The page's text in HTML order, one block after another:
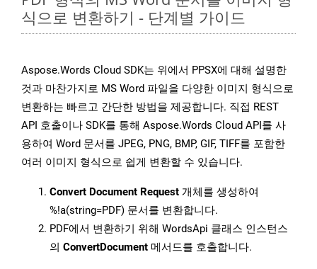
식으로 변환하기 - 단계별 가이드
Aspose.Words Cloud SDK는 위에서 PPSX에 대해 설명한
것과 마찬가지로 MS Word 파일을 다양한 이미지 형식으로
변환하는 빠르고 간단한 방법을 제공합니다. 직접 REST
API 호출이나 SDK를 통해 Aspose.Words Cloud API를 사
용하여 Word 문서를 JPEG, PNG, BMP, GIF, TIFF를 포함한
여러 이미지 형식으로 쉽게 변환할 수 있습니다.
Convert Document Request 개체를 생성하여
%!a(string=PDF) 문서를 변환합니다.
PDF에서 변환하기 위해 WordsApi 클래스 인스턴스
의 ConvertDocument 메서드를 호출합니다.